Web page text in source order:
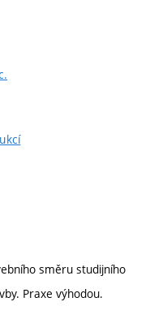
směru studijního
Praxe výhodou.